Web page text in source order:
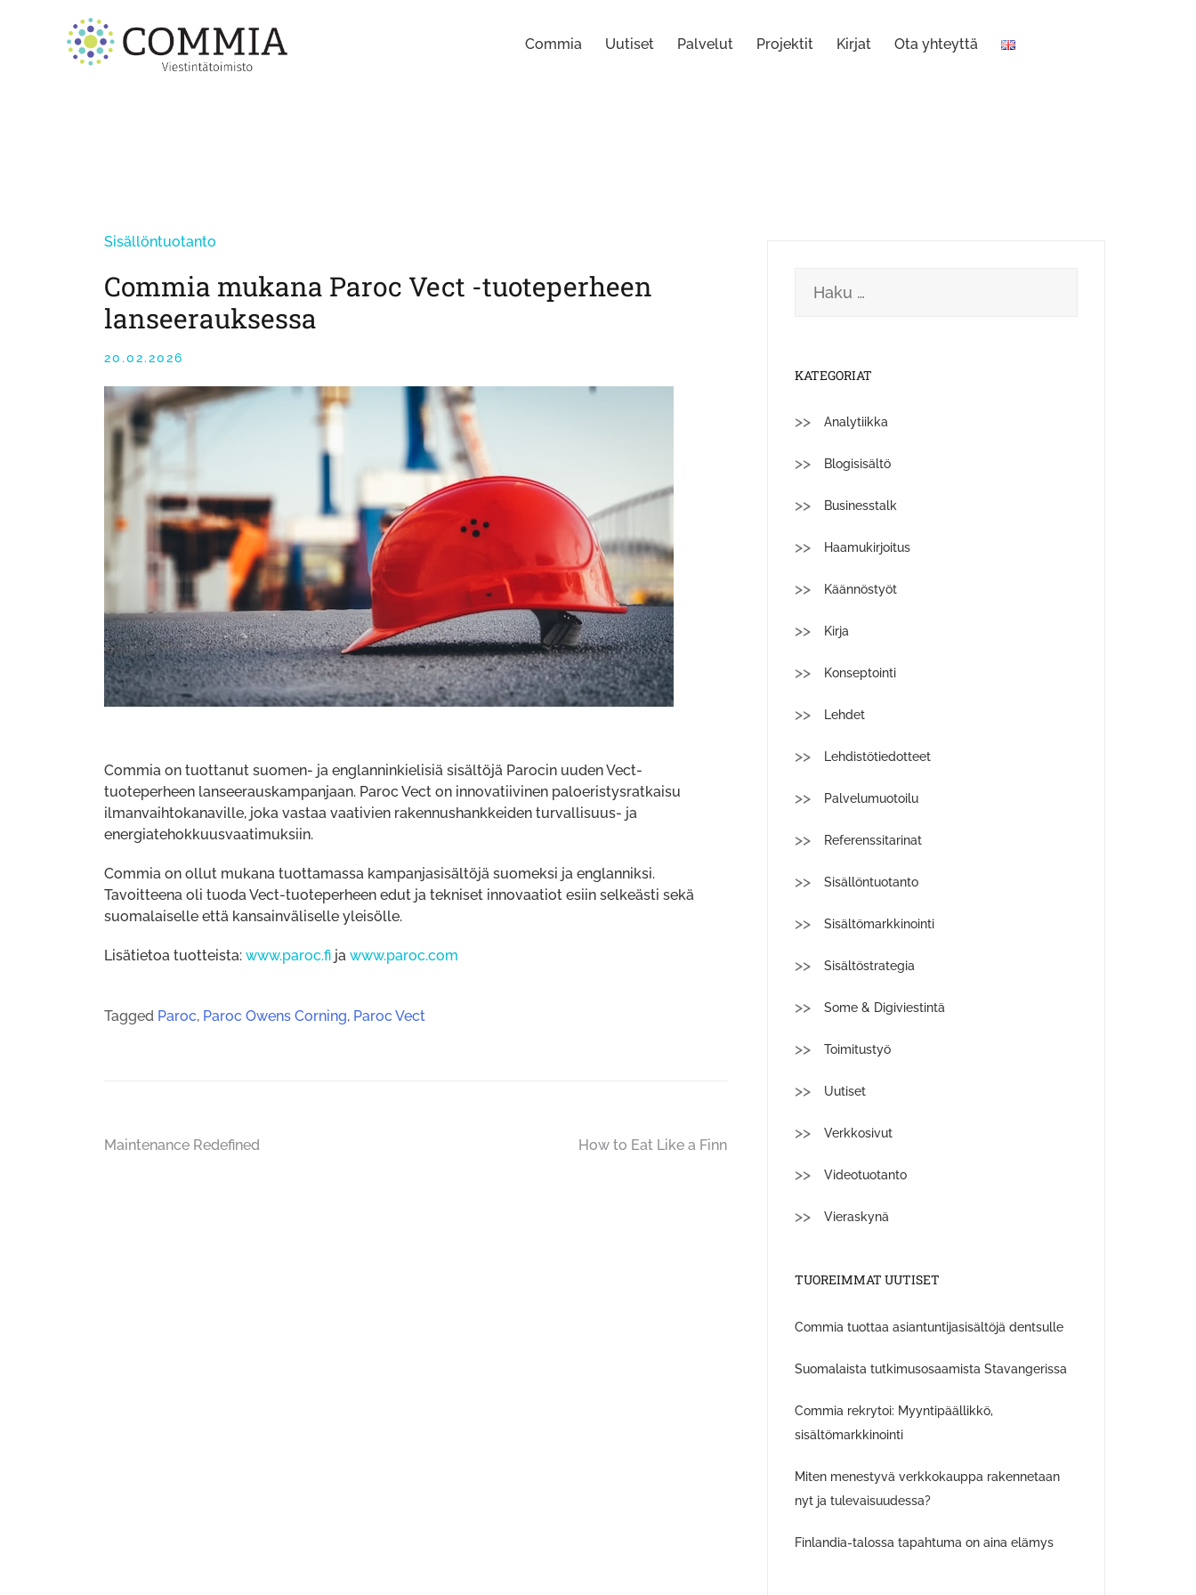
Commia Uutiset Palvelut Projektit Kirjat Ota yhteyttä
Sisällöntuotanto
Commia mukana Paroc Vect -tuoteperheen
lanseerauksessa
20.02.2026
Commia on tuottanut suomen- ja englanninkielisiä sisältöjä Parocin uuden Vect-
tuoteperheen lanseerauskampanjaan. Paroc Vect on innovatiivinen paloeristysratkaisu
ilmanvaihtokanaville, joka vastaa vaativien rakennushankkeiden turvallisuus- ja
energiatehokkuusvaatimuksiin.
Commia on ollut mukana tuottamassa kampanjasisältöjä suomeksi ja englanniksi.
Tavoitteena oli tuoda Vect-tuoteperheen edut ja tekniset innovaatiot esiin selkeästi sekä
suomalaiselle että kansainväliselle yleisölle.
Lisätietoa tuotteista: www.paroc.fi ja www.paroc.com
Tagged Paroc, Paroc Owens Corning, Paroc Vect
Artikkelien
Maintenance Redefined How to Eat Like a Finn
KATEGORIAT
Analytiikka
Blogisisältö
Businesstalk
Haamukirjoitus
Käännöstyöt
Kirja
Konseptointi
Lehdet
Lehdistötiedotteet
Palvelumuotoilu
Referenssitarinat
Sisällöntuotanto
Sisältömarkkinointi
Sisältöstrategia
Some & Digiviestintä
Toimitustyö
Uutiset
Verkkosivut
Videotuotanto
Vieraskynä
TUOREIMMAT UUTISET
Commia tuottaa asiantuntijasisältöjä dentsulle
Suomalaista tutkimusosaamista Stavangerissa
Commia rekrytoi: Myyntipäällikkö,
sisältömarkkinointi
Miten menestyvä verkkokauppa rakennetaan
nyt ja tulevaisuudessa?
Finlandia-talossa tapahtuma on aina elämys